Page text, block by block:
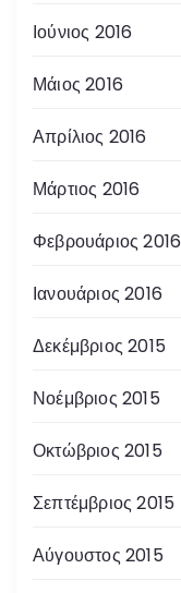
Ιούνιος 2016
Μάιος 2016
Απρίλιος 2016
Μάρτιος 2016
Φεβρουάριος 2016
Ιανουάριος 2016
Δεκέμβριος 2015
Νοέμβριος 2015
Οκτώβριος 2015
Σεπτέμβριος 2015
Αύγουστος 2015